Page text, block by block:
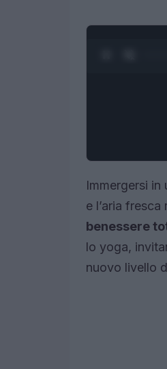
Immergersi in
e l’aria
benessere
lo yoga,
nuovo livello